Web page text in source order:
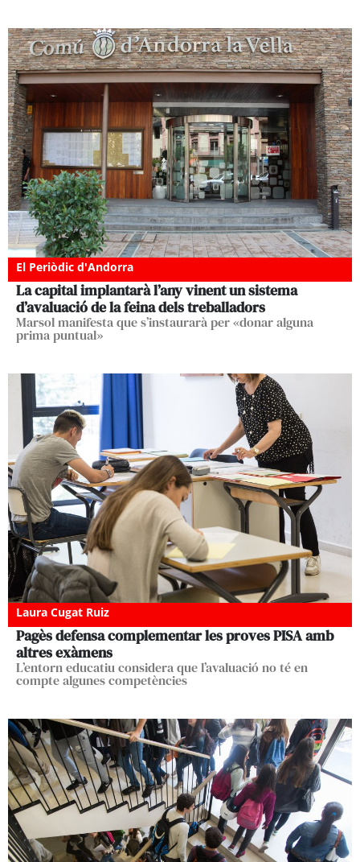
El Periòdic d'Andorra
La capital implantarà l’any vinent un sistema
d’avaluació de la feina dels treballadors
Marsol manifesta que s’instaurarà per «donar alguna
prima puntual»
Laura Cugat Ruiz
Pagès defensa complementar les proves PISA amb
altres exàmens
L’entorn educatiu considera que l’avaluació no té en
compte algunes competències